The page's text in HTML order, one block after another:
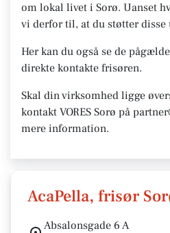
om lokal livet i Sorø. Uanset
vi derfor til, at du støtter disse
Her kan du også se de
direkte kontakte frisøren.
Skal din virksomhed ligge
kontakt VORES Sorø på
mere information.
AcaPella, frisør
Absalonsgade 6 A